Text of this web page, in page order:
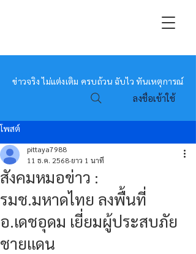
หมอข่าว
ข่าวจริง ไม่แต่งเติม ครบถ้วน ฉับไว ทันเหตุการณ์
ลงชื่อเข้าใช้
โพสต์
สังคมหมอข่าว :
รมช.มหาดไทย ลงพื้นที่
อ.เดชอุดม เยี่ยมผู้ประสบภัย
ชายแดน
pittaya7988
11 ธ.ค. 2568 ยาว 1 นาที